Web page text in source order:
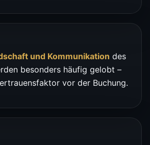
und Kommunikation des
besonders häufig gelobt –
vor der Buchung.